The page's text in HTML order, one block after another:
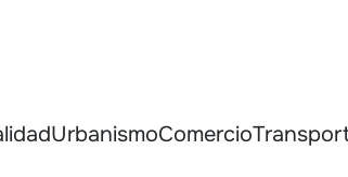
UrbanismoComercio